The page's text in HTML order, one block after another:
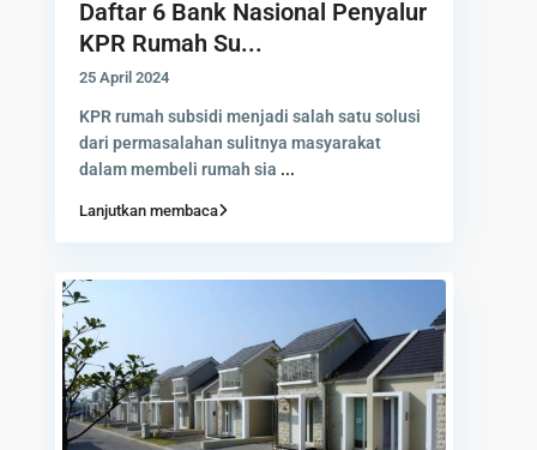
Daftar 6 Bank Nasional Penyalur
KPR Rumah Su...
25 April 2024
KPR rumah subsidi menjadi salah satu solusi
dari permasalahan sulitnya masyarakat
dalam membeli rumah sia ...
Lanjutkan membaca